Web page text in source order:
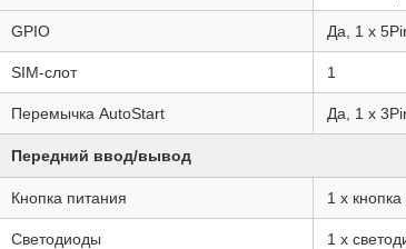
GPIO Да, 1 x
SIM-слот 1
Перемычка AutoStart Да, 1 x
Передний ввод/вывод
Кнопка питания 1 x
Светодиоды 1 x